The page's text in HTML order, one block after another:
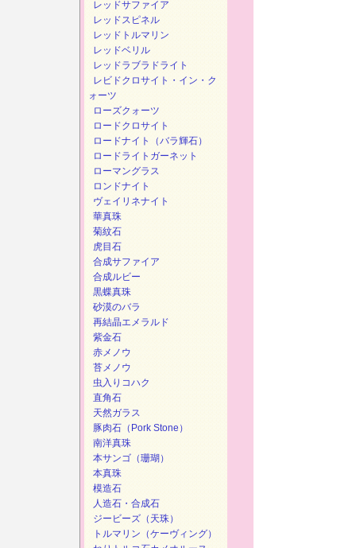
レッドサファイア
レッドスピネル
レッドトルマリン
レッドベリル
レッドラブラドライト
レビドクロサイト・イン・ク
ォーツ
ローズクォーツ
ロードクロサイト
ロードナイト（バラ輝石）
ロードライトガーネット
ローマングラス
ロンドナイト
ヴェイリネナイト
華真珠
菊紋石
虎目石
合成サファイア
合成ルビー
黒蝶真珠
砂漠のバラ
再結晶エメラルド
紫金石
赤メノウ
苔メノウ
虫入りコハク
直角石
天然ガラス
豚肉石（Pork Stone）
南洋真珠
本サンゴ（珊瑚）
本真珠
模造石
人造石・合成石
ジービーズ（天珠）
トルマリン（ケーヴィング）